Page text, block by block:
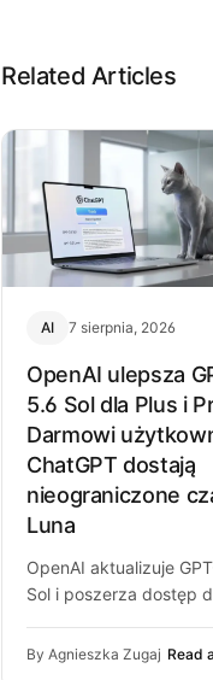
Related Articles
AI 7 sierpnia, 2026
OpenAI ulepsza
5.6 Sol dla Plus i
Darmowi
ChatGPT dostają
nieograniczone
Luna
OpenAI aktualizuje
Sol i poszerza dostęp
Sprawdzamy, co
By Agnieszka Zugaj Read